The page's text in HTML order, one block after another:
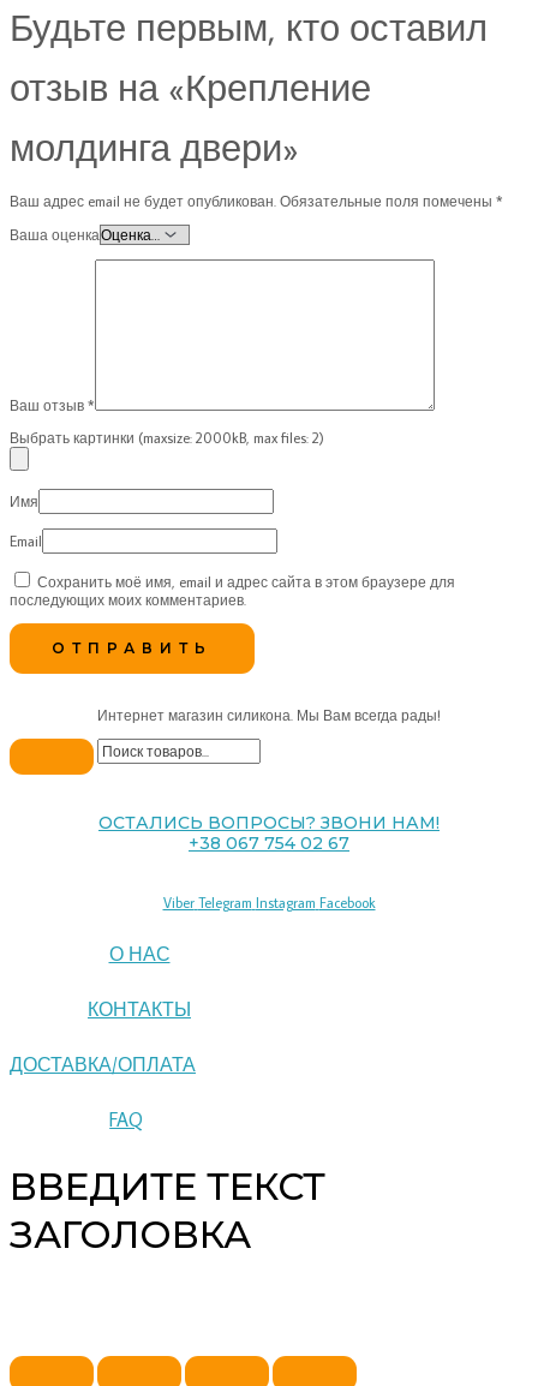
Будьте первым, кто оставил
отзыв на «Крепление
молдинга двери»
Ваш адрес email не будет опубликован. Обязательные поля помечены *
Ваша оценка
Ваш отзыв *
Выбрать картинки (maxsize: 2000kB, max files: 2)
Имя
Email
Сохранить моё имя, email и адрес сайта в этом браузере для
последующих моих комментариев.
Интернет магазин силикона. Мы Вам всегда рады!
ОСТАЛИСЬ ВОПРОСЫ? ЗВОНИ НАМ!
+38 067 754 02 67
Viber Telegram Instagram Facebook
О НАС
КОНТАКТЫ
ДОСТАВКА/ОПЛАТА
FAQ
ВВЕДИТЕ ТЕКСТ
ЗАГОЛОВКА